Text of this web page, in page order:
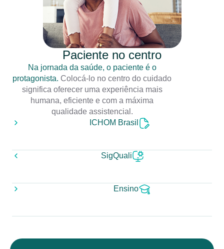
Paciente no centro
Na jornada da saúde, o paciente é o
protagonista. Colocá-lo no centro do cuidado
significa oferecer uma experiência mais
humana, eficiente e com a máxima
qualidade assistencial.
ICHOM Brasil
SigQuali
Ensino